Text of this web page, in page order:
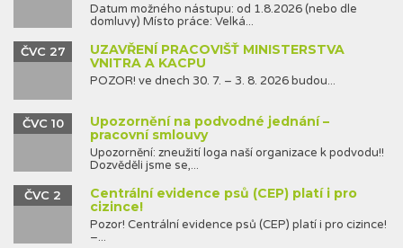
Datum možného nástupu: od 1.8.2026 (nebo dle
domluvy) Místo práce: Velká...
UZAVŘENÍ PRACOVIŠŤ MINISTERSTVA
VNITRA A KACPU
ČVC 27
POZOR! ve dnech 30. 7. – 3. 8. 2026 budou...
Upozornění na podvodné jednání –
pracovní smlouvy
ČVC 10
Upozornění: zneužití loga naší organizace k podvodu!!
Dozvěděli jsme se,...
Centrální evidence psů (CEP) platí i pro
cizince!
ČVC 2
Pozor! Centrální evidence psů (CEP) platí i pro cizince!
–...